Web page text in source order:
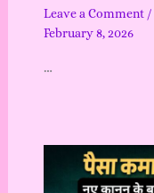
Leave a Comment /
February 8, 2026
…